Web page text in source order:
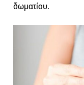
δωματίου.